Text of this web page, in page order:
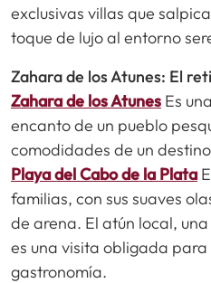
exclusivas villas que
toque de lujo al entorno
Zahara de los Atunes: El
Zahara de los Atunes Es
encanto de un pueblo
comodidades de un
Playa del Cabo de la Plata
familias, con sus suaves
de arena. El atún local,
es una visita obligada
gastronomía.